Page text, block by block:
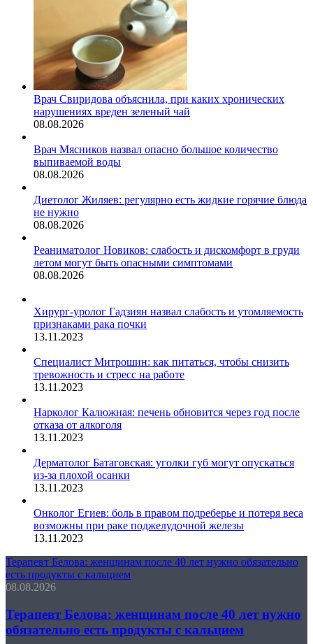
Врач Свиридова объяснила, при каких хронических
нарушениях вреден зеленый чай
08.08.2026
Врач Мясников назвал опасно большое количество
выпиваемой воды
08.08.2026
Диетолог Жиляев: регулярно есть жидкие горячие блюда
не нужно
08.08.2026
Реаниматолог Новиков: слабость и дискомфорт в груди
летом могут быть опасными симптомами
08.08.2026
Хирург-уролог Гадзиян назвал слабость и утомляемость
признаками рака почки
13.11.2023
Специалист Митрошин: как питаться, чтобы снизить
тревожность и стресс на работе
13.11.2023
Нарколог Калюжная: печень обновится через год после
отказа от алкоголя
13.11.2023
Дерматолог Батаговская: уголки губ могут опускаться
из-за плохой осанки
13.11.2023
Онколог Егиев: боль в правом подреберье и потеря веса
возможны при раке поджелудочной железы
13.11.2023
Терапевт Белова: женщинам после 40 лет нужно обязательно
есть продукты с кальцием
08.08.2026
Терапевт Белова: женщинам после 40 лет нужно
обязательно есть продукты с кальцием